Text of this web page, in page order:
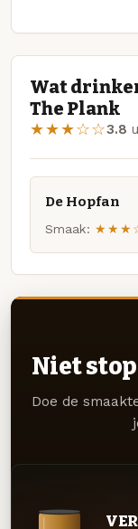
Wat
The Plank
★★★☆☆3.8
De Hopfan
Smaak:
Niet
Doe de